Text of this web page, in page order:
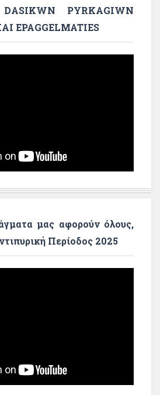
DASIKWN PYRKAGIWN
EPAGGELMATIES
μας αφορούν όλους,
Περίοδος 2025